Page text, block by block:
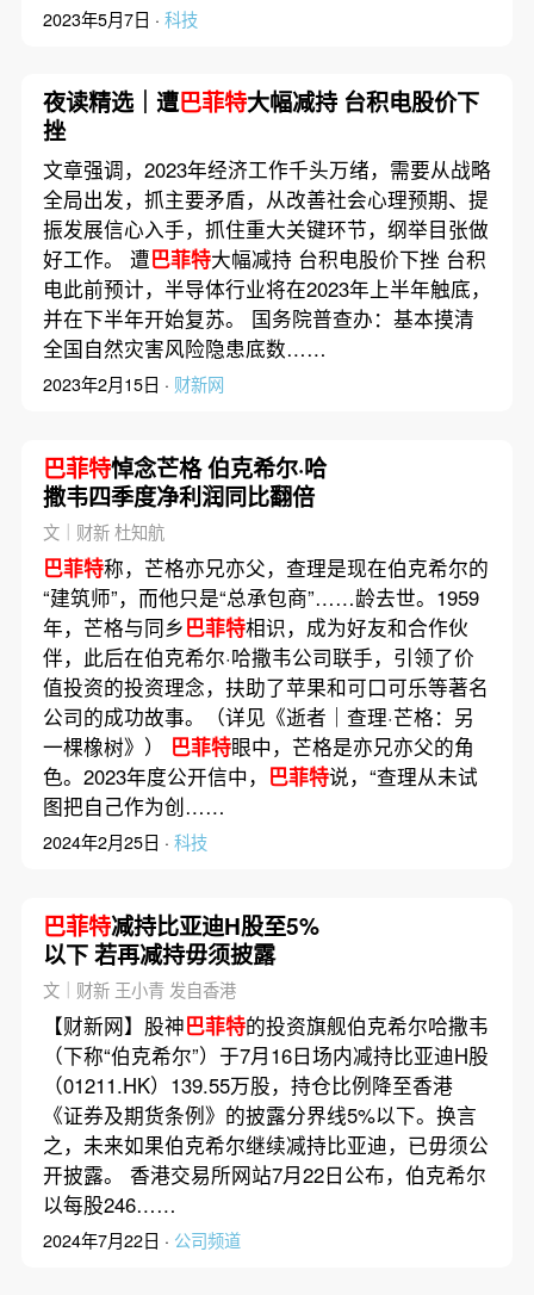
2023年5月7日 · 科技
夜读精选｜遭巴菲特大幅减持 台积电股价下
挫
文章强调，2023年经济工作千头万绪，需要从战略
全局出发，抓主要矛盾，从改善社会心理预期、提
振发展信心入手，抓住重大关键环节，纲举目张做
好工作。 遭巴菲特大幅减持 台积电股价下挫 台积
电此前预计，半导体行业将在2023年上半年触底，
并在下半年开始复苏。 国务院普查办：基本摸清
全国自然灾害风险隐患底数……
2023年2月15日 · 财新网
巴菲特悼念芒格 伯克希尔·哈
撒韦四季度净利润同比翻倍
文｜财新 杜知航
巴菲特称，芒格亦兄亦父，查理是现在伯克希尔的
“建筑师”，而他只是“总承包商”……龄去世。1959
年，芒格与同乡巴菲特相识，成为好友和合作伙
伴，此后在伯克希尔·哈撒韦公司联手，引领了价
值投资的投资理念，扶助了苹果和可口可乐等著名
公司的成功故事。（详见《逝者｜查理·芒格：另
一棵橡树》） 巴菲特眼中，芒格是亦兄亦父的角
色。2023年度公开信中， 巴菲特说，“查理从未试
图把自己作为创……
2024年2月25日 · 科技
巴菲特减持比亚迪H股至5%
以下 若再减持毋须披露
文｜财新 王小青 发自香港
【财新网】股神巴菲特的投资旗舰伯克希尔哈撒韦
（下称“伯克希尔”）于7月16日场内减持比亚迪H股
（01211.HK）139.55万股，持仓比例降至香港
《证券及期货条例》的披露分界线5%以下。换言
之，未来如果伯克希尔继续减持比亚迪，已毋须公
开披露。 香港交易所网站7月22日公布，伯克希尔
以每股246……
2024年7月22日 · 公司频道